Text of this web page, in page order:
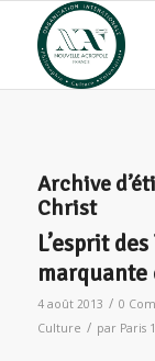
Archive
Christ
L’esprit
marquante
4 août 2013 / 0
Culture / par Paris